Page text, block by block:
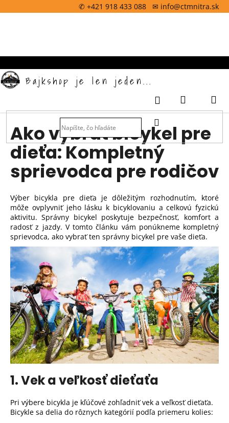
na
✆ +421 918 433 088 ✉ info@ctmnitra.sk
Bajkshop je len jeden...
HĽADAŤ
Prihlásenie
Nákupný
Ako vybrať bicykel pre
dieťa: Kompletný
sprievodca pre rodičov
Výber bicykla pre dieťa je dôležitým rozhodnutím, ktoré
môže ovplyvniť jeho lásku k bicyklovaniu a celkovú fyzickú
aktivitu. Správny bicykel poskytuje bezpečnosť, komfort a
radosť z jazdy. V tomto článku vám ponúkneme kompletný
sprievodca, ako vybrať ten správny bicykel pre vaše dieťa.
1. Vek a veľkosť dieťaťa
Pri výbere bicykla je kľúčové zohľadniť vek a veľkosť dieťaťa.
Bicykle sa delia do rôznych kategórií podľa priemeru kolies:
k